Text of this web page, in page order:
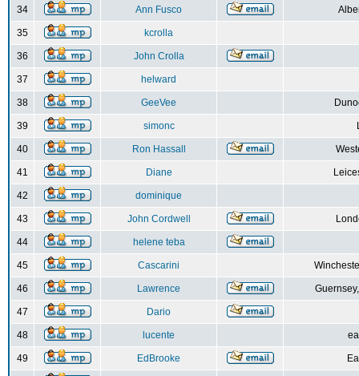
34 Ann Fusco
35 kcrolla
36 John Crolla
37 helward
38 GeeVee
39 simonc
40 Ron Hassall
41 Diane
42 dominique
43 John Cordwell
44 helene teba
45 Cascarini
46 Lawrence
47 Dario
48 lucente
49 EdBrooke